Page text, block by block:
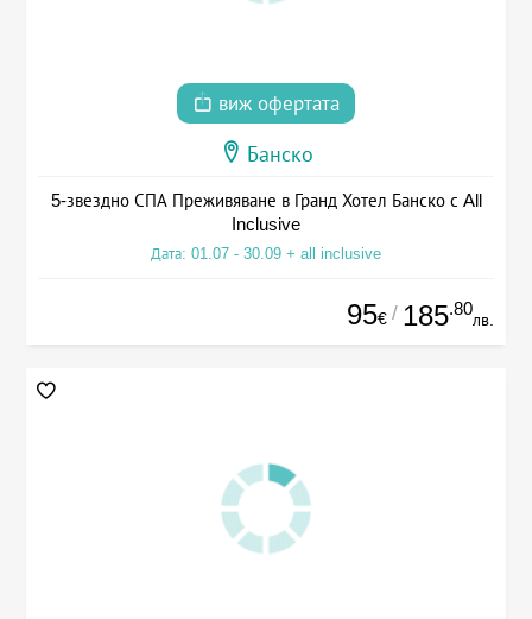
виж офертата
Банско
5-звездно СПА Преживяване в Гранд Хотел Банско с All
Inclusive
Дата: 01.07 - 30.09 + all inclusive
95€ / 185.80
лв.